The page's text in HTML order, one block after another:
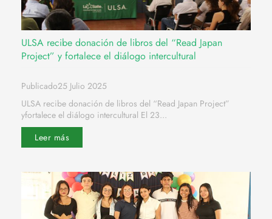
ULSA recibe donación de libros del “Read Japan
Project” y fortalece el diálogo intercultural
Publicado25 Julio 2025
ULSA recibe donación de libros del “Read Japan Project”
yfortalece el diálogo intercultural El 23...
Leer más